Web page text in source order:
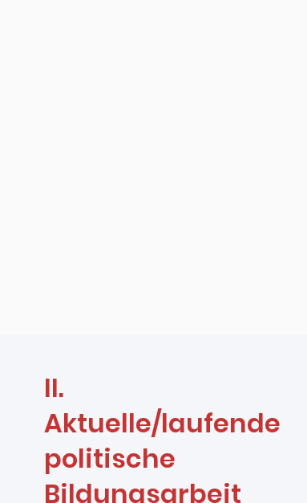
II.
Aktuelle/laufende
politische
Bildungsarbeit